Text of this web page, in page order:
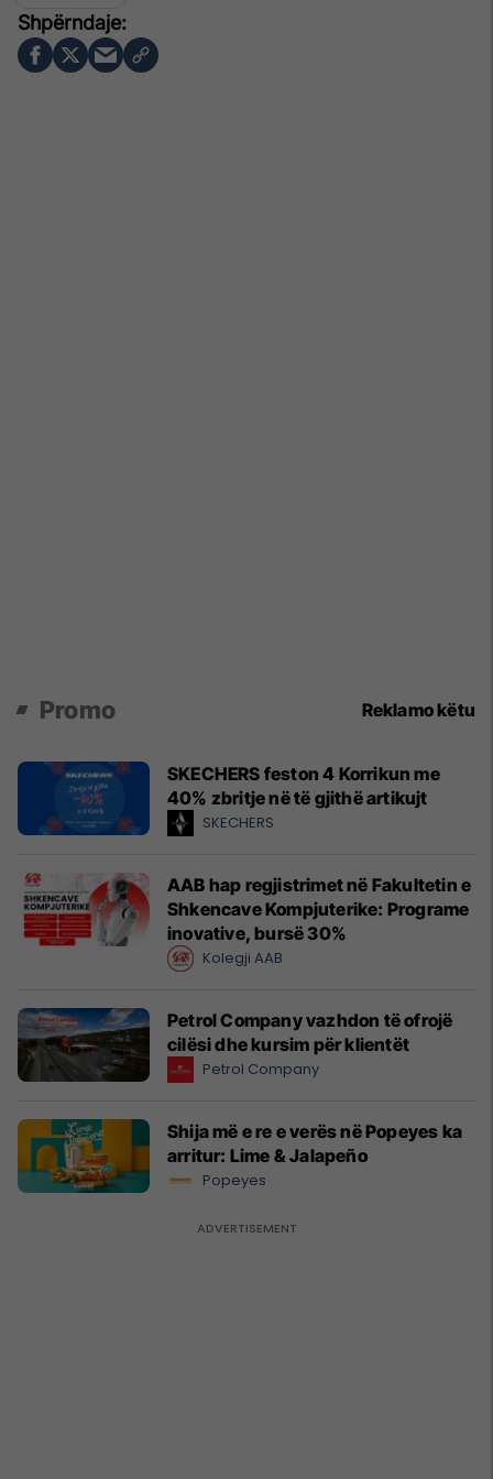
Promo Reklamo këtu
SKECHERS feston 4 Korrikun me
40% zbritje në të gjithë artikujt
SKECHERS
AAB hap regjistrimet në Fakultetin e
Shkencave Kompjuterike: Programe
inovative, bursë 30%
Kolegji AAB
Petrol Company vazhdon të ofrojë
cilësi dhe kursim për klientët
Petrol Company
Shija më e re e verës në Popeyes ka
arritur: Lime & Jalapeño
Popeyes